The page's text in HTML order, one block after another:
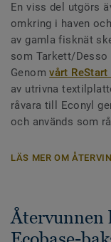
En viss del utgörs
omkring i haven
av gamla fisknät
som Tarkett/Desso
Genomvårt
av utrivna
råvara till Econyl
och används som
LÄS MER OM
Återvunnen